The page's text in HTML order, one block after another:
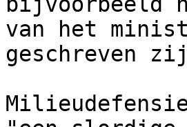
van het
geschreven